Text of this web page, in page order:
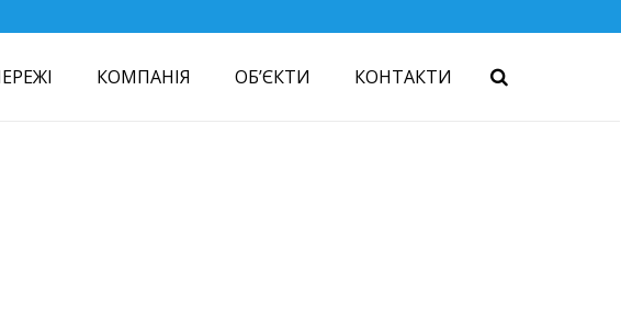
КОМПАНІЯ ОБ’ЄКТИ КОНТАКТИ